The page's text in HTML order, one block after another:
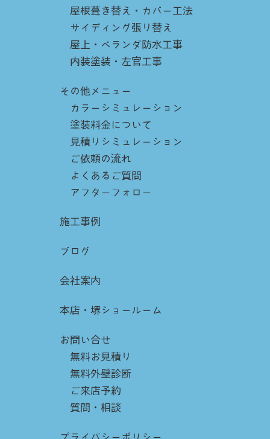
屋根葺き替え・カバー工法
サイディング張り替え
屋上・ベランダ防水工事
内装塗装・左官工事
その他メニュー
カラーシミュレーション
塗装料金について
見積りシミュレーション
ご依頼の流れ
よくあるご質問
アフターフォロー
施工事例
ブログ
会社案内
本店・堺ショールーム
お問い合せ
無料お見積り
無料外壁診断
ご来店予約
質問・相談